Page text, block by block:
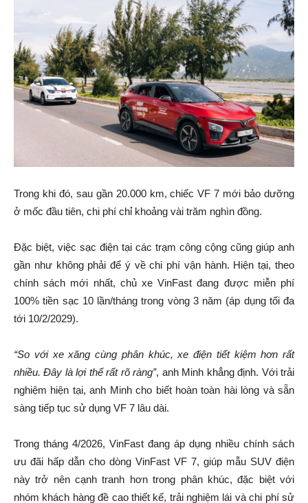
Trong khi đó, sau gần 20.000 km, chiếc VF 7 mới bảo dưỡng
ở mốc đầu tiên, chi phí chỉ khoảng vài trăm nghìn đồng.
Đặc biệt, việc sạc điện tại các trạm công cộng cũng giúp anh
gần như không phải để ý về chi phí vận hành. Hiện tại, theo
chính sách mới nhất, chủ xe VinFast đang được miễn phí
100% tiền sạc 10 lần/tháng trong vòng 3 năm (áp dụng tối đa
tới 10/2/2029).
“So với xe xăng cùng phân khúc, xe điện tiết kiệm hơn rất
nhiều. Đây là lợi thế rất rõ ràng”, anh Minh khẳng định. Với trải
nghiệm hiện tại, anh Minh cho biết hoàn toàn hài lòng và sẵn
sàng tiếp tục sử dụng VF 7 lâu dài.
Trong tháng 4/2026, VinFast đang áp dụng nhiều chính sách
ưu đãi hấp dẫn cho dòng VinFast VF 7, giúp mẫu SUV điện
này trở nên cạnh tranh hơn trong phân khúc, đặc biệt với
nhóm khách hàng đề cao thiết kế, trải nghiệm lái và chi phí sử